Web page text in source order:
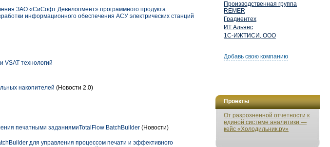
Производственная группа
REMER
Градиентех
ИТ Альянс
1С-ИЖТИСИ, ООО
Добавь свою компанию
Проекты
От разрозненной отчетности к
единой системе аналитики —
кейс «Холодильник.ру»
ЗАО «СиСофт Девелопмент» программного продукта
информационного обеспечения АСУ электрических станций
VSAT технологий
накопителей (Новости 2.0)
печатными заданиямиTotalFlow BatchBuilder (Новости)
для управления процессом печати и эффективного